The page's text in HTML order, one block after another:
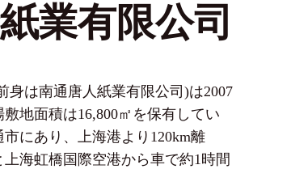
業有限公司
身は南通唐人紙業有限公司)は2007
地面積は16,800㎡を保有してい
にあり、上海港より120km離
海虹橋国際空港から車で約1時間